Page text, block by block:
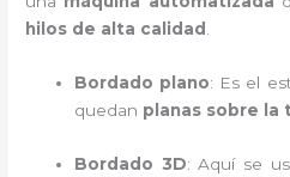
hilos de alta calidad
Bordado plano: Es el
quedan planas sobre la
Bordado 3D: Aquí se